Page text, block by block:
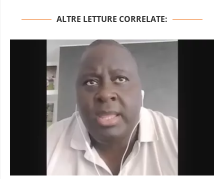
ALTRE LETTURE CORRELATE: